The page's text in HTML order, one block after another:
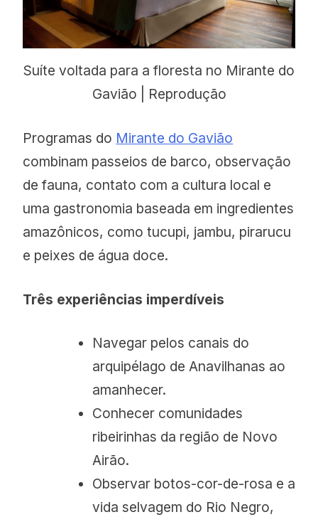
Suíte voltada para a floresta no Mirante do
Gavião | Reprodução
Programas do Mirante do Gavião
combinam passeios de barco, observação
de fauna, contato com a cultura local e
uma gastronomia baseada em ingredientes
amazônicos, como tucupi, jambu, pirarucu
e peixes de água doce.
Três experiências imperdíveis
Navegar pelos canais do
arquipélago de Anavilhanas ao
amanhecer.
Conhecer comunidades
ribeirinhas da região de Novo
Airão.
Observar botos-cor-de-rosa e a
vida selvagem do Rio Negro,